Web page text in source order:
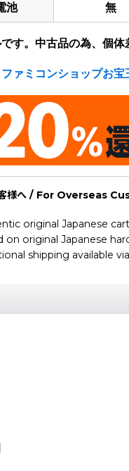
池 無
す。中古品の為、個体
ファミコンショップお宝
様へ / For Overseas
original Japanese
on original Japanese
shipping available